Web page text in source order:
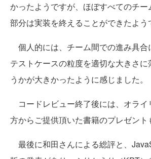
かったようですが、ほぼすべてのチー
部分は実装を終えることができたよう
個人的には、チーム間での進み具合
テストケースの粒度を適切な大きさ
うかが大きかったように感じました。
コードレビュー終了後には、オライ
方からご提供頂いた書籍のプレゼント
最後に和田さんによる総評と、